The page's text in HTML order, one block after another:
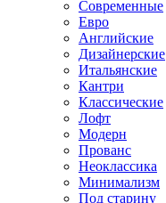
Современные
Евро
Английские
Дизайнерские
Итальянские
Кантри
Классические
Лофт
Модерн
Прованс
Неоклассика
Минимализм
Под старину